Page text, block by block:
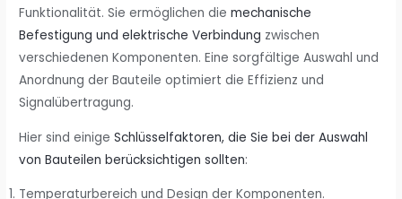
Funktionalität. Sie ermöglichen diemechanische
Befestigung und elektrische Verbindung zwischen
verschiedenen Komponenten. Eine sorgfältige Auswahl und
Anordnung der Bauteile optimiert die Effizienz und
Signalübertragung.
Hier sind einigeSchlüsselfaktoren, die Sie bei der Auswahl
von Bauteilen berücksichtigen sollten:
Temperaturbereich und Design der Komponenten.